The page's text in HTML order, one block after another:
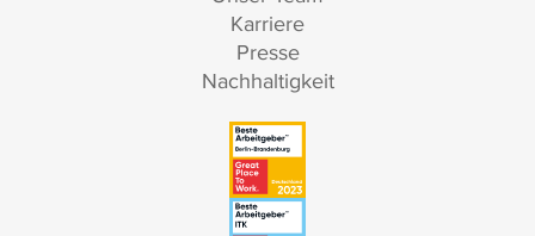
Karriere
Presse
Nachhaltigkeit